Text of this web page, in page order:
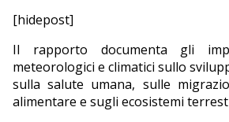
[hidepost]
Il rapporto documenta gli
meteorologici e climatici sullo
sulla salute umana, sulle
alimentare e sugli ecosistemi